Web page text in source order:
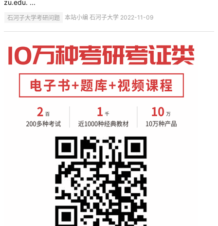
zu.edu. ...
石河子大学考研问题 本站小编 石河子大学 2022-11-09